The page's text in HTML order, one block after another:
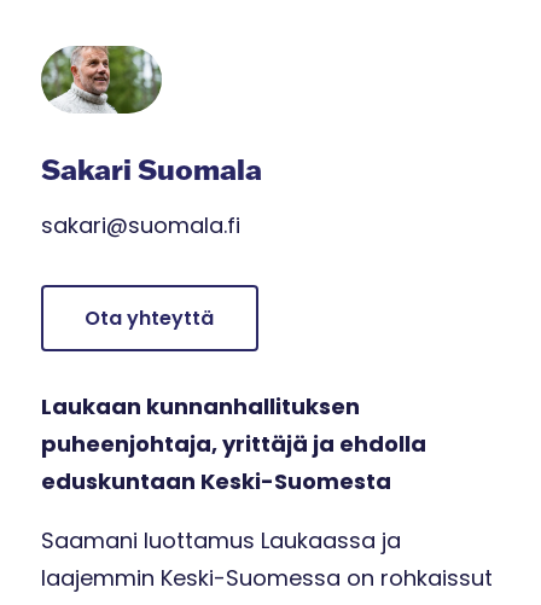
Sakari Suomala
sakari@suomala.fi
Ota yhteyttä
Laukaan kunnanhallituksen
puheenjohtaja, yrittäjä ja ehdolla
eduskuntaan Keski-Suomesta
Saamani luottamus Laukaassa ja
laajemmin Keski-Suomessa on rohkaissut